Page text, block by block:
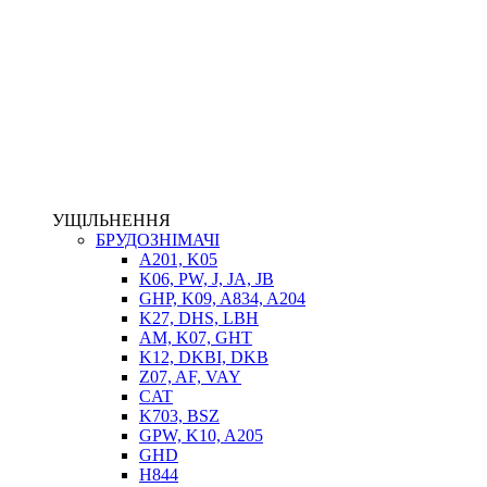
ВТУЛКИ
УЩІЛЬНЕННЯ
БРУДОЗНІМАЧІ
A201, K05
K06, PW, J, JA, JB
GHP, K09, A834, A204
K27, DHS, LBH
AM, K07, GHT
K12, DKBI, DKB
Z07, AF, VAY
CAT
K703, BSZ
GPW, K10, A205
GHD
H844